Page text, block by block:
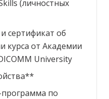
(личностных
сертификат об
курса от Академии
University
программа по